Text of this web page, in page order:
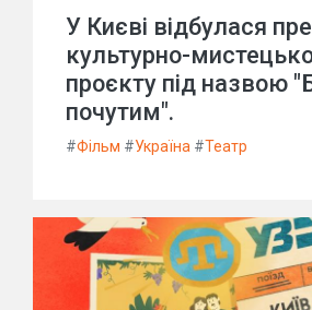
У Києві відбулася
культурно-
проєкту під назвою
почутим".
#Фільм #Україна #Театр